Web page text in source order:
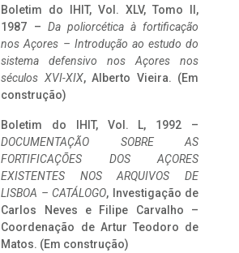
Boletim do IHIT, Vol. XLV, Tomo II,
1987 – Da poliorcética à fortificação
nos Açores – Introdução ao estudo do
sistema defensivo nos Açores nos
séculos XVI-XIX, Alberto Vieira. (Em
construção)
Boletim do IHIT, Vol. L, 1992 –
DOCUMENTAÇÃO SOBRE AS
FORTIFICAÇÕES DOS AÇORES
EXISTENTES NOS ARQUIVOS DE
LISBOA – CATÁLOGO, Investigação de
Carlos Neves e Filipe Carvalho –
Coordenação de Artur Teodoro de
Matos. (Em construção)